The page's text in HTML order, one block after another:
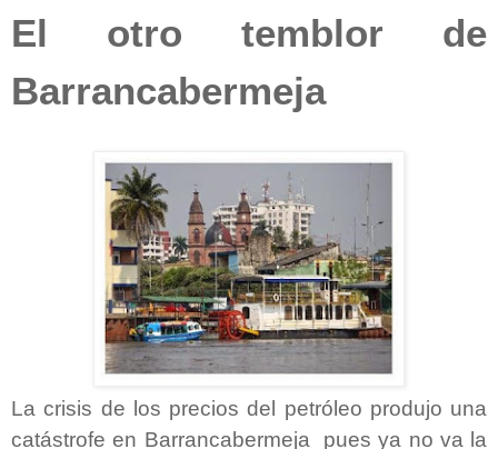
El otro temblor de
Barrancabermeja
La crisis de los precios del petróleo produjo una
catástrofe en Barrancabermeja pues ya no va la